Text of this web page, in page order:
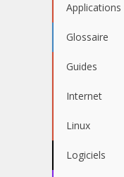
Applications
Glossaire
Guides
Internet
Linux
Logiciels